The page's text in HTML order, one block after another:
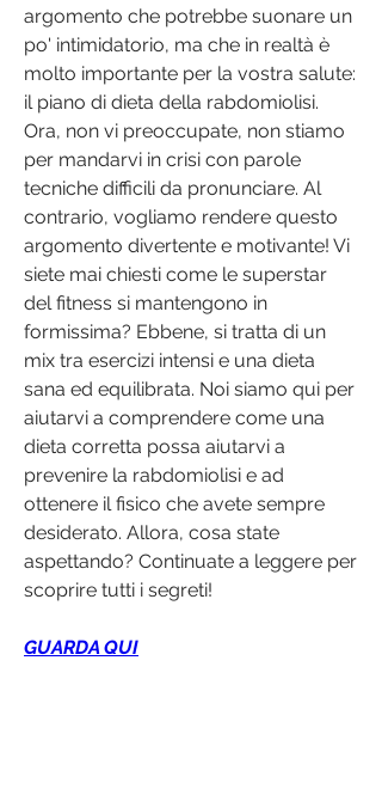
argomento che potrebbe suonare un
po' intimidatorio, ma che in realtà è
molto importante per la vostra salute:
il piano di dieta della rabdomiolisi.
Ora, non vi preoccupate, non stiamo
per mandarvi in crisi con parole
tecniche difficili da pronunciare. Al
contrario, vogliamo rendere questo
argomento divertente e motivante! Vi
siete mai chiesti come le superstar
del fitness si mantengono in
formissima? Ebbene, si tratta di un
mix tra esercizi intensi e una dieta
sana ed equilibrata. Noi siamo qui per
aiutarvi a comprendere come una
dieta corretta possa aiutarvi a
prevenire la rabdomiolisi e ad
ottenere il fisico che avete sempre
desiderato. Allora, cosa state
aspettando? Continuate a leggere per
scoprire tutti i segreti!
GUARDA QUI